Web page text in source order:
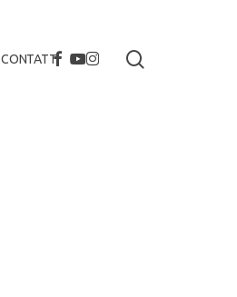
CONTATTIFACEBOOK
YOUTUBE
INSTAGRAM